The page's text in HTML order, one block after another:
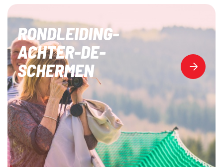
RONDLEIDING-
ACHTER-DE-
SCHERMEN